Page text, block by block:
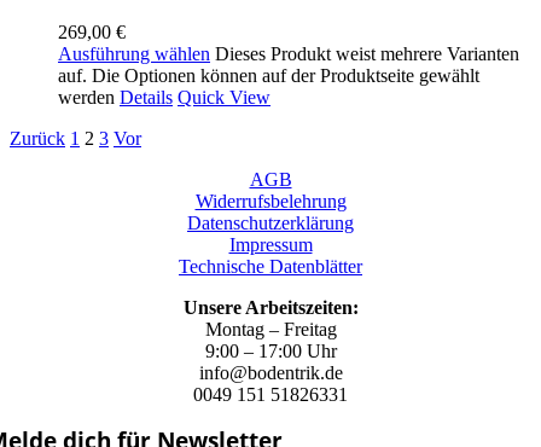
269,00 €
Ausführung wählen Dieses Produkt weist mehrere Varianten
auf. Die Optionen können auf der Produktseite gewählt
werden Details Quick View
Zurück 1 2 3 Vor
AGB
Widerrufsbelehrung
Datenschutzerklärung
Impressum
Technische Datenblätter
Unsere Arbeitszeiten:
Montag – Freitag
9:00 – 17:00 Uhr
info@bodentrik.de
0049 151 51826331
dich für Newsletter